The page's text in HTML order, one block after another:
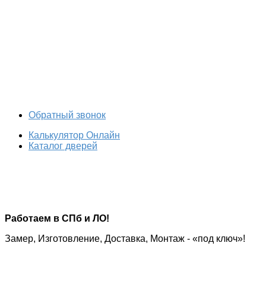
Обратный звонок
Калькулятор Онлайн
Каталог дверей
Работаем в СПб и ЛО!
Замер, Изготовление, Доставка, Монтаж - «под ключ»!